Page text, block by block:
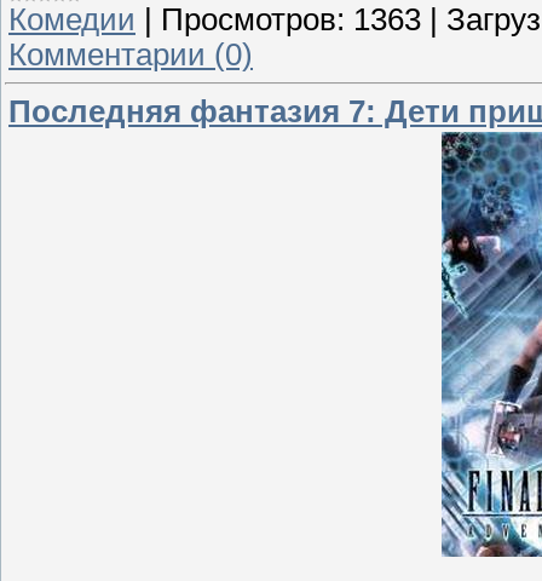
Комедии | Просмотров: 1363 |
Комментарии (0)
Последняя фантазия 7: Дети